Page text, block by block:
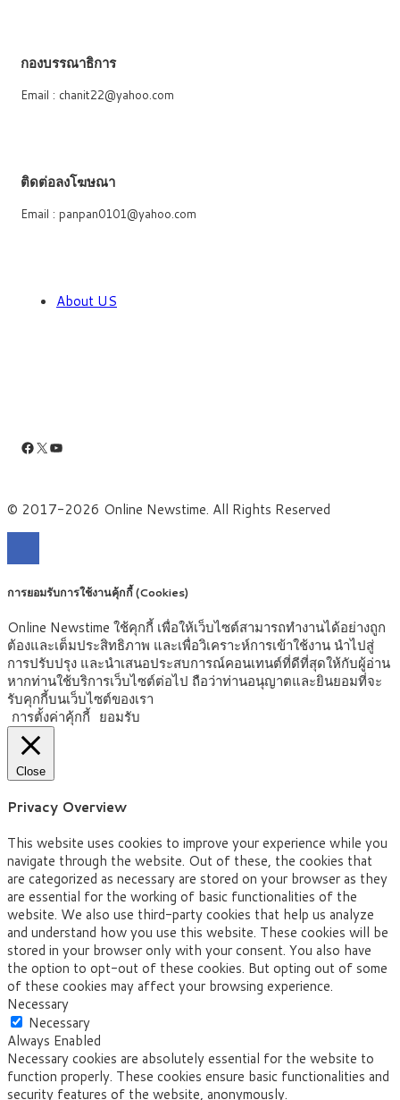
กองบรรณาธิการ
Email : chanit22@yahoo.com
ติดต่อลงโฆษณา
Email : panpan0101@yahoo.com
About US
Facebook
X YouTube
© 2017-2026 Online Newstime. All Rights Reserved
การยอมรับการใช้งานคุ้กกี้ (Cookies)
Online Newstime ใช้คุกกี้ เพื่อให้เว็บไซต์สามารถทำงานได้อย่างถูก
ต้องและเต็มประสิทธิภาพ และเพื่อวิเคราะห์การเข้าใช้งาน นำไปสู่
การปรับปรุง และนำเสนอประสบการณ์คอนเทนต์ที่ดีที่สุดให้กับผู้อ่าน
หากท่านใช้บริการเว็บไซต์ต่อไป ถือว่าท่านอนุญาตและยินยอมที่จะ
รับคุกกี้บนเว็บไซต์ของเรา
การตั้งค่าคุ้กกี้ ยอมรับ
Close
Privacy Overview
This website uses cookies to improve your experience while you
navigate through the website. Out of these, the cookies that
are categorized as necessary are stored on your browser as they
are essential for the working of basic functionalities of the
website. We also use third-party cookies that help us analyze
and understand how you use this website. These cookies will be
stored in your browser only with your consent. You also have
the option to opt-out of these cookies. But opting out of some
of these cookies may affect your browsing experience.
Necessary
Necessary
Always Enabled
Necessary cookies are absolutely essential for the website to
function properly. These cookies ensure basic functionalities and
security features of the website, anonymously.